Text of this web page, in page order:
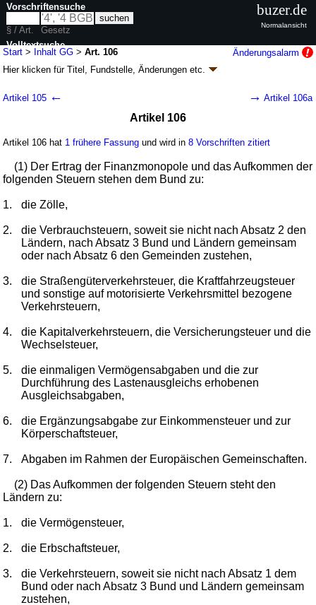
Start > Inhalt GG >Art. 106
Änderungsalarm
Hier klicken fürTitel, Fundstelle, Änderungen etc.
Bundesrepublik Deutschland (GG)
; zuletzt geändert durch
Geltung ab 24.05.1949; FNA: 100-1Grundgesetz
X. Das Finanzwesen
Artikel 105 ← → Artikel 106a
Artikel 106
Artikel 106 hat 1 frühere Fassung und wird in8 Vorschriften zitiert
(1) Der Ertrag der Finanzmonopole und das Aufkommen der
folgenden Steuern stehen dem Bund zu:
1. die Zölle,
2.
die Verbrauchsteuern, soweit sie nicht nach Absatz 2 den
Ländern, nach Absatz 3 Bund und Ländern gemeinsam
oder nach Absatz 6 den Gemeinden zustehen,
3.
die Straßengüterverkehrsteuer, die Kraftfahrzeugsteuer
und sonstige auf motorisierte Verkehrsmittel bezogene
Verkehrsteuern,
4.
die Kapitalverkehrsteuern, die Versicherungsteuer und die
Wechselsteuer,
5.
die einmaligen Vermögensabgaben und die zur
Durchführung des Lastenausgleichs erhobenen
Ausgleichsabgaben,
6.
die Ergänzungsabgabe zur Einkommensteuer und zur
Körperschaftsteuer,
7. Abgaben im Rahmen der Europäischen Gemeinschaften.
(2) Das Aufkommen der folgenden Steuern steht den
Ländern zu:
1. die Vermögensteuer,
2. die Erbschaftsteuer,
3.
die Verkehrsteuern, soweit sie nicht nach Absatz 1 dem
Bund oder nach Absatz 3 Bund und Ländern gemeinsam
zustehen,
Vorschriftensuche
§ / Art.
Gesetz
Volltextsuche
nur in GG
buzer.de
Normalansicht